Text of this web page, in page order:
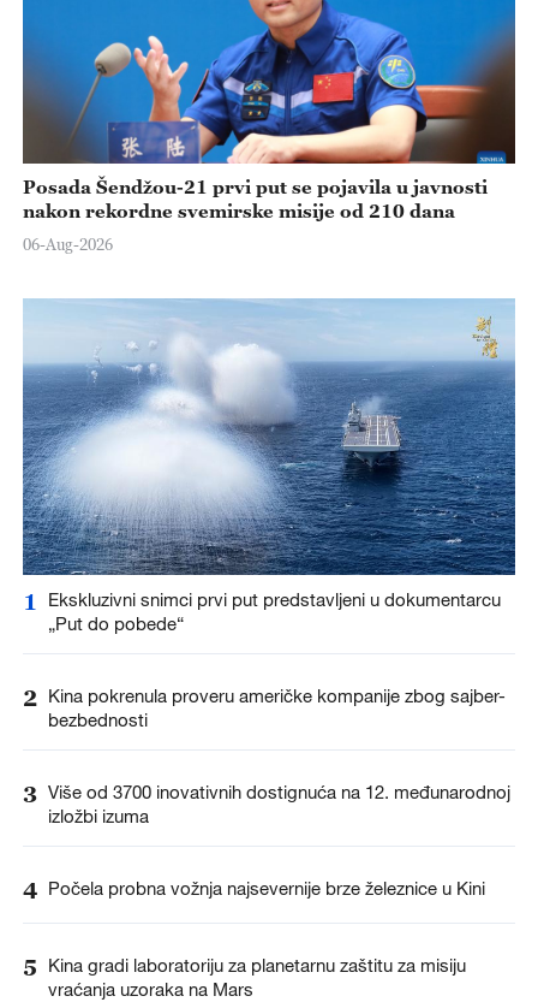
Posada Šendžou-21 prvi put se pojavila u javnosti
nakon rekordne svemirske misije od 210 dana
06-Aug-2026
1
Ekskluzivni snimci prvi put predstavljeni u dokumentarcu
„Put do pobede“
2 Kina pokrenula proveru američke kompanije zbog sajber-
bezbednosti
3 Više od 3700 inovativnih dostignuća na 12. međunarodnoj
izložbi izuma
4 Počela probna vožnja najsevernije brze železnice u Kini
5
Kina gradi laboratoriju za planetarnu zaštitu za misiju
vraćanja uzoraka na Mars